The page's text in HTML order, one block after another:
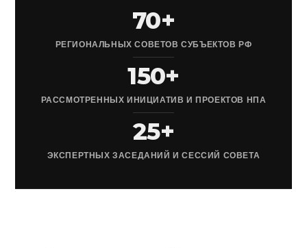
70+
РЕГИОНАЛЬНЫХ СОВЕТОВ СУБЪЕКТОВ РФ
150+
РАССМОТРЕННЫХ ИНИЦИАТИВ И ПРОЕКТОВ НПА
25+
ЭКСПЕРТНЫХ ЗАСЕДАНИЙ И СЕССИЙ СОВЕТА